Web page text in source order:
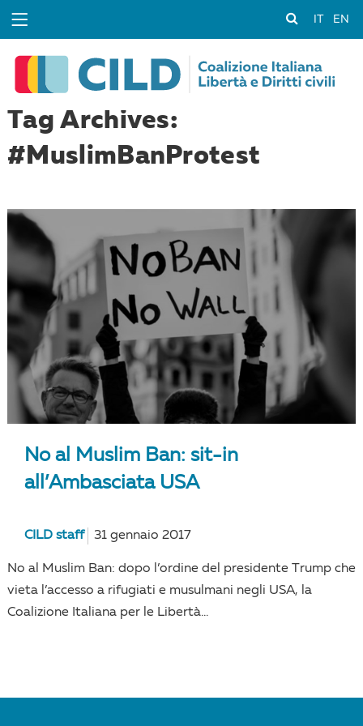
EN
Tag Archives:
#MuslimBanProtest
No al Muslim Ban: sit-in
all’Ambasciata USA
CILD staff 31 gennaio 2017
No al Muslim Ban: dopo l’ordine del presidente Trump che
vieta l’accesso a rifugiati e musulmani negli USA, la
Coalizione Italiana per le Libertà...